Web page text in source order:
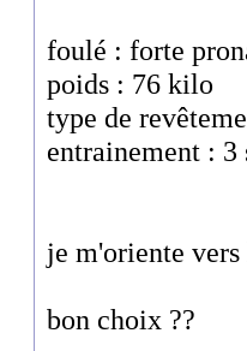
foulé : forte
poids : 76 kilo
type de
entrainement : 3
je m'oriente vers
bon choix ??